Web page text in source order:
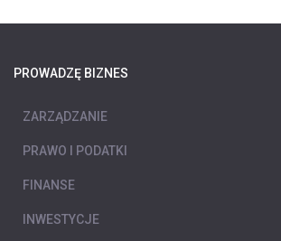
PROWADZĘ BIZNES
ZARZĄDZANIE
PRAWO I PODATKI
FINANSE
INWESTYCJE